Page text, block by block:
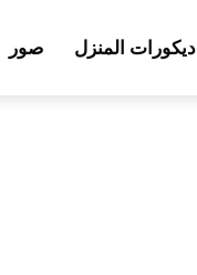
ديكورات المنزل صور